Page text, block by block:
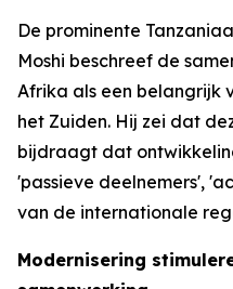
De prominente
Moshi beschreef de
Afrika als een belangrijk
het Zuiden. Hij zei dat
bijdraagt dat
'passieve deelnemers',
van de internationale
Modernisering